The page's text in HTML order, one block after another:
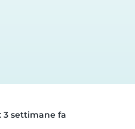
3 settimane fa